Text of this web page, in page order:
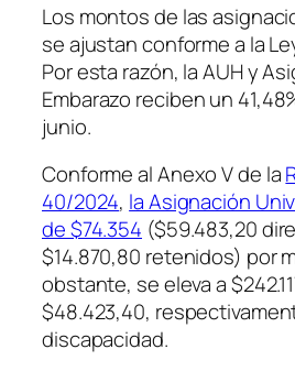
Los montos de las
se ajustan conforme a la
Por esta razón, la AUH y
Embarazo reciben un
junio.
Conforme al Anexo V de la
40/2024, la Asignación
de $74.354 ($59.483,20
$14.870,80 retenidos) por
obstante, se eleva a
$48.423,40,
discapacidad.